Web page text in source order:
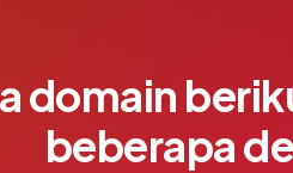
domain
beberapa